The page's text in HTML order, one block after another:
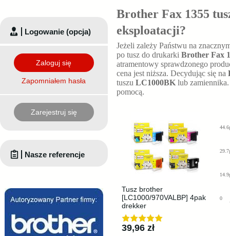
Brother Fax 1355
eksploatacji?
Jeżeli zależy Państwu na
po tusz do drukarki Brother Fax
atramentowy sprawdzonego
cena jest niższa. Decydując się na
tuszu LC1000BK lub
pomocą.
Tusz brother
[LC1000/970VALBP] 4pak
drekker
39,96 zł
0
Logowanie (opcja)
Zaloguj się
Zapomniałem hasła
Zarejestruj się
Nasze referencje